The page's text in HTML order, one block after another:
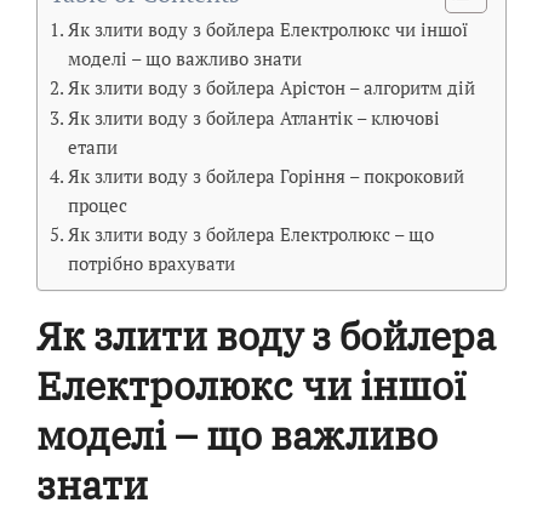
Як злити воду з бойлера Електролюкс чи іншої
моделі – що важливо знати
Як злити воду з бойлера Арістон – алгоритм дій
Як злити воду з бойлера Атлантік – ключові
етапи
Як злити воду з бойлера Горіння – покроковий
процес
Як злити воду з бойлера Електролюкс – що
потрібно врахувати
Як злити воду з бойлера
Електролюкс чи іншої
моделі – що важливо
знати